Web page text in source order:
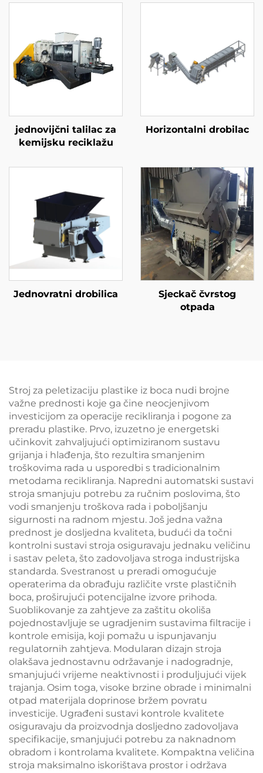
jednovijčni talilac za
kemijsku reciklažu
Horizontalni drobilac
Jednovratni drobilica
Sjeckač čvrstog
otpada
Stroj za peletizaciju plastike iz boca nudi brojne
važne prednosti koje ga čine neocjenjivom
investicijom za operacije recikliranja i pogone za
preradu plastike. Prvo, izuzetno je energetski
učinkovit zahvaljujući optimiziranom sustavu
grijanja i hlađenja, što rezultira smanjenim
troškovima rada u usporedbi s tradicionalnim
metodama recikliranja. Napredni automatski sustavi
stroja smanjuju potrebu za ručnim poslovima, što
vodi smanjenju troškova rada i poboljšanju
sigurnosti na radnom mjestu. Još jedna važna
prednost je dosljedna kvaliteta, budući da točni
kontrolni sustavi stroja osiguravaju jednaku veličinu
i sastav peleta, što zadovoljava stroga industrijska
standarda. Svestranost u preradi omogućuje
operaterima da obrađuju različite vrste plastičnih
boca, proširujući potencijalne izvore prihoda.
Suoblikovanje za zahtjeve za zaštitu okoliša
pojednostavljuje se ugradjenim sustavima filtracije i
kontrole emisija, koji pomažu u ispunjavanju
regulatornih zahtjeva. Modularan dizajn stroja
olakšava jednostavnu održavanje i nadogradnje,
smanjujući vrijeme neaktivnosti i produljujući vijek
trajanja. Osim toga, visoke brzine obrade i minimalni
otpad materijala doprinose bržem povratu
investicije. Ugrađeni sustavi kontrole kvalitete
osiguravaju da proizvodnja dosljedno zadovoljava
specifikacije, smanjujući potrebu za naknadnom
obradom i kontrolama kvalitete. Kompaktna veličina
stroja maksimalno iskorištava prostor i održava